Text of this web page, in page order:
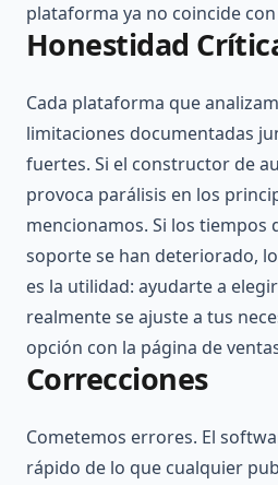
plataforma ya no coincide
Honestidad
Cada plataforma que
limitaciones documentadas
fuertes. Si el constructor de
provoca parálisis en los
mencionamos. Si los tiempos
soporte se han deteriorado,
es la utilidad: ayudarte a
realmente se ajuste a tus
opción con la página de
Correcciones
Cometemos errores. El
rápido de lo que cualquier